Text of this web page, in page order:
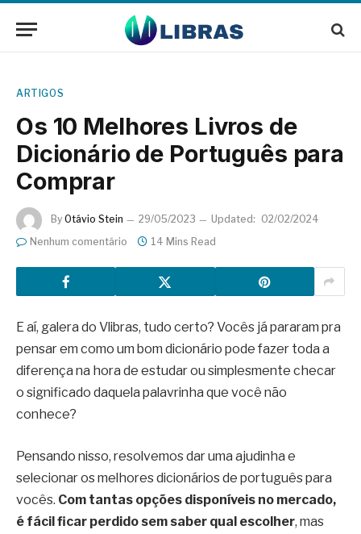
ARTIGOS
Os 10 Melhores Livros de
Dicionário de Português para
Comprar
By Otávio Stein 29/05/2023 Updated: 02/02/2024
Nenhum comentário
14 Mins Read
E aí, galera do Vlibras, tudo certo? Vocês já pararam pra
pensar em como um bom dicionário pode fazer toda a
diferença na hora de estudar ou simplesmente checar
o significado daquela palavrinha que você não
conhece?
Pensando nisso, resolvemos dar uma ajudinha e
selecionar os melhores dicionários de português para
vocês. Com tantas opções disponíveis no mercado,
é fácil ficar perdido sem saber qual escolher, mas